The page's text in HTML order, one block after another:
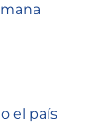
el país